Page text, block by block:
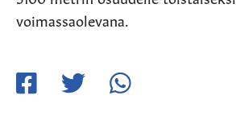
voimassaolevana.